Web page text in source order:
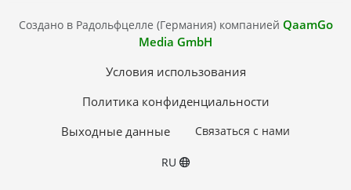
Создано в Радольфцелле (Германия) компанией QaamGo
Media GmbH
Условия использования
Политика конфиденциальности
Выходные данные
Связаться с нами
RU